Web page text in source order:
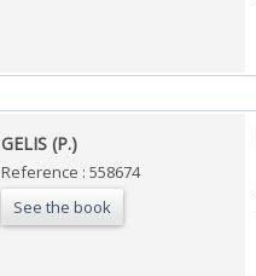
‎GELIS (P.)‎
Reference : 558674
See the book